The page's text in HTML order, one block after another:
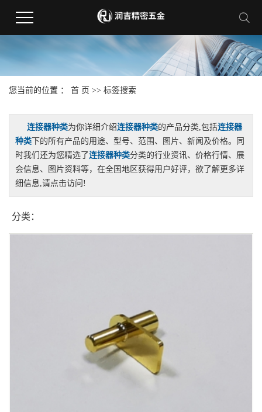
您当前的位置 ： 首 页 >> 标签搜索
连接器种类为你详细介绍连接器种类的产品分类,包括连接器
种类 下的所有产品的用途、型号、范围、图片、新闻及价格。同
时我们还为您精选了连接器种类分类的行业资讯、价格行情、展
会信息、图片资料等，在全国地区获得用户好评，欲了解更多详
细信息,请点击访问!
分类：